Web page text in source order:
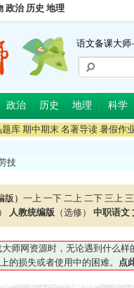
政治 历史 地理
语文备课大
政治 历史 地理 科学
题库 期中期末 名著导读 暑假作
技
版） 一上 一下 二上 二下 三上
人教统编版 （选修） 中职语文
师网资源时，无论遇到什么样
的损失或者使用中的困难。 点